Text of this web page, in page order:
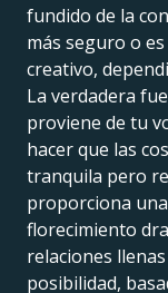
fundido de la
más seguro o
creativo,
La verdadera
proviene de tu
hacer que las
tranquila pero
proporciona una
florecimiento
relaciones
posibilidad,